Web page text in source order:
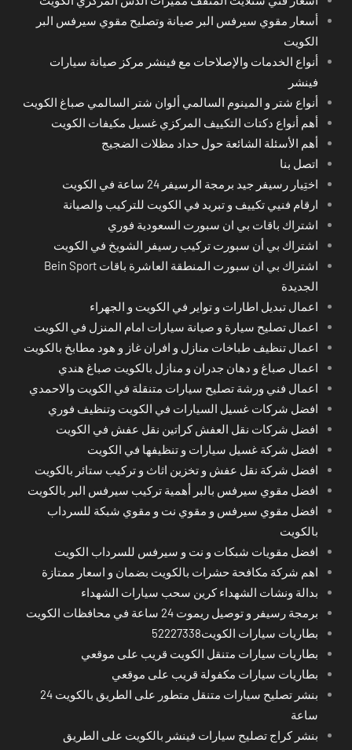
أسعار مقوي سيرفس البر صيانة وتصليح مقوي سيرفس البر
الكويت
أنواع الخدمات والإصلاحات مع فينشر مركز صيانة سيارات
فينشر
أنواع شتر و المينوم السالمي ألوان شتر السالمي صباغ الكويت
أهم أنواع دكتات التكييف المركزي غسيل مكيفات الكويت
أهم الأسئلة الشائعة حول حداد مظلات الضجيج
اتصل بنا
اختِيار رسيفر جيد برمجة الرسيفر 24 ساعة في الكويت
ارقام فنيي تكييف و تبريد في الكويت للتركيب والصيانة
اشتراك باقات بي ان سبورت السعودية فوري
اشتراك بي أن سبورت تركيب رسيفر الشويخ في الكويت
اشتراك بي ان سبورت المنطقة العاشرة باقات Bein Sport
الجديدة
اعمال تبديل اطارات و تواير في الكويت و الجهراء
اعمال تصليح سيارة و صيانة سيارات امام المنزل في الكويت
اعمال تنظيف طباخات منازل و افران غاز و هود مطابخ بالكويت
اعمال صباغ و دهان جدران و منازل بالكويت صباغ هندي
اعمال فني ورشة تصليح سيارات متنقلة في الكويت والاحمدي
افضل شركات غسيل السيارات في الكويت وتنظيف فوري
افضل شركات نقل العفش كراتين نقل عفش في الكويت
افضل شركة غسيل سيارات و تنظيفها في الكويت
افضل شركة نقل عفش و تخزين اثاث و تركيب ستائر بالكويت
افضل مقوي سيرفس بالبر أهمية تركيب سيرفس البر بالكويت
افضل مقوي سيرفس و مقوي نت و مقوي شبكة للسرداب
بالكويت
افضل مقويات شبكات و نت و سيرفس للسرداب الكويت
اهم شركة مكافحة حشرات بالكويت بضمان و اسعار ممتازة
بدالة ونشات الشهداء كرين سحب سيارات الشهداء
برمجة رسيفر و توصيل ريموت 24 ساعة في محافظات الكويت
بطاريات سيارات الكويت52227338
بطاريات سيارات متنقل الكويت قريب على موقعي
بطاريات سيارات مكفولة قريب على موقعي
بنشر تصليح سيارات متنقل متطور على الطريق بالكويت 24
ساعة
بنشر كراج تصليح سيارات فينشر بالكويت على الطريق